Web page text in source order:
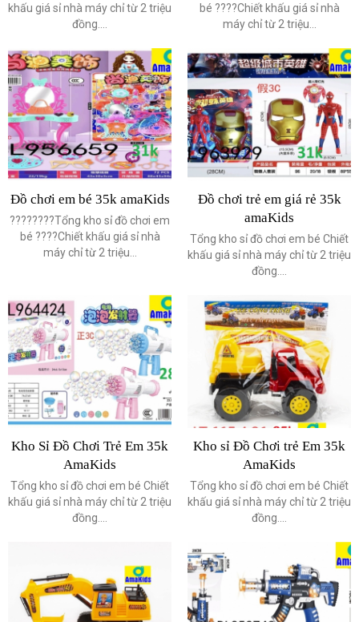
khấu giá sỉ nhà máy chỉ từ 2 triệu
đồng....
bé ????Chiết khấu giá sỉ nhà
máy chỉ từ 2 triệu...
Đồ chơi em bé 35k amaKids
????????Tổng kho sỉ đồ chơi em
bé ????Chiết khấu giá sỉ nhà
máy chỉ từ 2 triệu...
Đồ chơi trẻ em giá rẻ 35k
amaKids
Tổng kho sỉ đồ chơi em bé Chiết
khấu giá sỉ nhà máy chỉ từ 2 triệu
đồng....
Kho Sỉ Đồ Chơi Trẻ Em 35k
AmaKids
Tổng kho sỉ đồ chơi em bé Chiết
khấu giá sỉ nhà máy chỉ từ 2 triệu
đồng....
Kho sỉ Đồ Chơi trẻ Em 35k
AmaKids
Tổng kho sỉ đồ chơi em bé Chiết
khấu giá sỉ nhà máy chỉ từ 2 triệu
đồng....